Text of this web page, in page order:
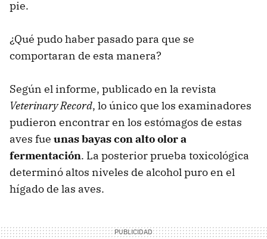
pie.
¿Qué pudo haber pasado para que se
comportaran de esta manera?
Según el informe, publicado en la revista
Veterinary Record, lo único que los examinadores
pudieron encontrar en los estómagos de estas
aves fue unas bayas con alto olor a
fermentación. La posterior prueba toxicológica
determinó altos niveles de alcohol puro en el
hígado de las aves.